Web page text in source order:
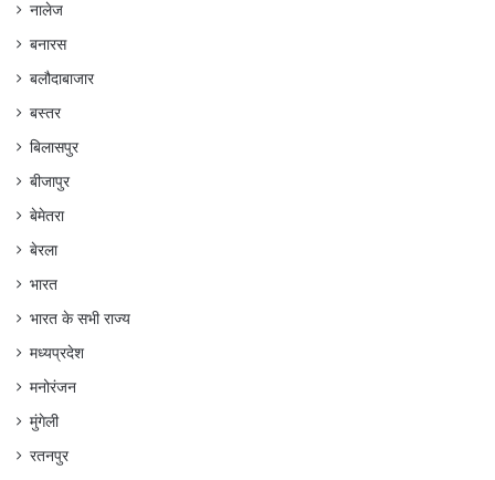
नालेज
बनारस
बलौदाबाजार
बस्तर
बिलासपुर
बीजापुर
बेमेतरा
बेरला
भारत
भारत के सभी राज्य
मध्यप्रदेश
मनोरंजन
मुंगेली
रतनपुर